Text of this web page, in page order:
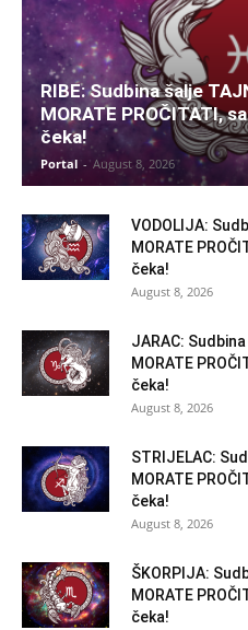
RIBE: Sudbina šalje
MORATE PROČITATI,
čeka!
Portal - August 8, 2026
VODOLIJA:
MORATE
čeka!
August 8, 2026
JARAC:
MORATE
čeka!
August 8, 2026
STRIJELAC:
MORATE
čeka!
August 8, 2026
ŠKORPIJA:
MORATE
čeka!